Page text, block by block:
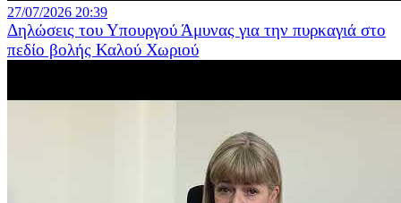
27/07/2026 20:39
Δηλώσεις του Υπουργού Άμυνας για την πυρκαγιά στο
πεδίο βολής Καλού Χωριού